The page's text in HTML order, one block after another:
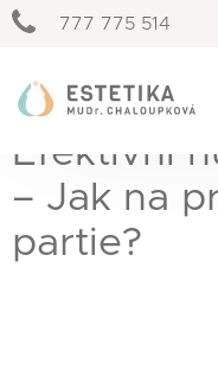
777 775 514
Efektivní
– Jak na
partie?